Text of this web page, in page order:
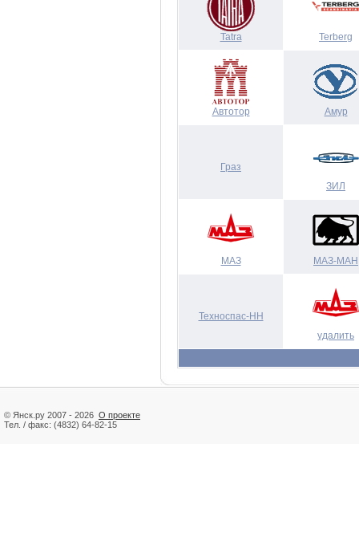
Tatra Terberg
Автотор Амур
Граз
ЗИЛ
МАЗ МАЗ-МАН
Техноспас-НН
удалить
© Янск.ру 2007 - 2026 О проекте
Тел. / факс: (4832) 64-82-15